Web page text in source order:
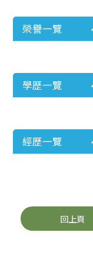
榮譽一覽
學歷一覽
經歷一覽
回上頁